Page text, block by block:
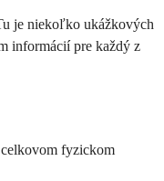
je niekoľko ukážkových
informácií pre každý z
fyzickom